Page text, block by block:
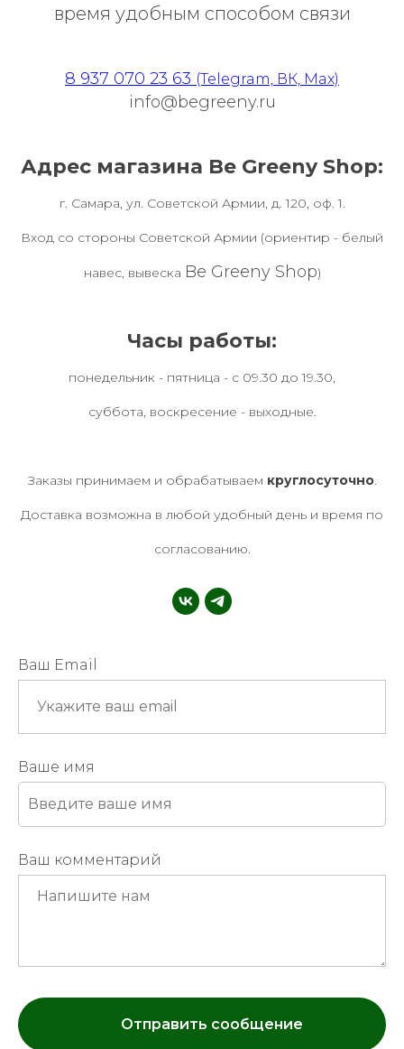
время удобным способом связи
8 937 070 23 63 (Telegram, ВК, Max)
info@begreeny.ru
Адрес магазина Be Greeny Shop:
г. Самара, ул. Советской Армии, д. 120, оф. 1.
Вход со стороны Советской Армии (ориентир - белый
навес, вывеска Be Greeny Shop)
Часы работы:
понедельник - пятница - с 09.30 до 19.30,
суббота, воскресение - выходные.
Заказы принимаем и обрабатываем круглосуточно.
Доставка возможна в любой удобный день и время по
согласованию.
Ваш Email
Ваше имя
Ваш комментарий
Отправить сообщение